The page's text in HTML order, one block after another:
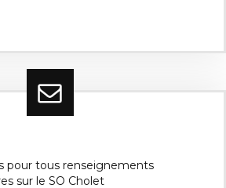
pour tous renseignements
sur le SO Cholet